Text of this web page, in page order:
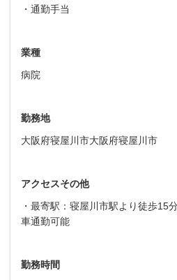
・通勤手当
業種
病院
勤務地
大阪府寝屋川市大阪府寝屋川市
アクセスその他
・最寄駅：寝屋川市駅より徒歩15
車通勤可能
勤務時間